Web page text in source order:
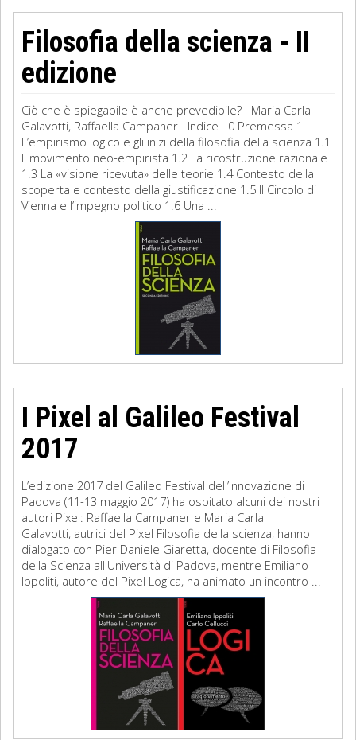
Filosofia della scienza - II
edizione
Ciò che è spiegabile è anche prevedibile? Maria Carla
Galavotti, Raffaella Campaner Indice 0 Premessa 1
L’empirismo logico e gli inizi della filosofia della scienza 1.1
Il movimento neo-empirista 1.2 La ricostruzione razionale
1.3 La «visione ricevuta» delle teorie 1.4 Contesto della
scoperta e contesto della giustificazione 1.5 Il Circolo di
Vienna e l’impegno politico 1.6 Una ...
I Pixel al Galileo Festival
2017
L’edizione 2017 del Galileo Festival dell’Innovazione di
Padova (11-13 maggio 2017) ha ospitato alcuni dei nostri
autori Pixel: Raffaella Campaner e Maria Carla
Galavotti, autrici del Pixel Filosofia della scienza, hanno
dialogato con Pier Daniele Giaretta, docente di Filosofia
della Scienza all'Università di Padova, mentre Emiliano
Ippoliti, autore del Pixel Logica, ha animato un incontro ...